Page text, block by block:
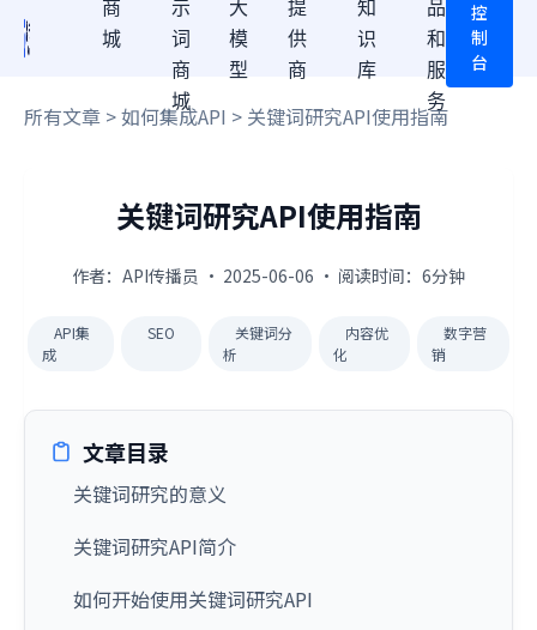
商
城
示
词
商
城
大
模
型
提
供
商
知
识
库
品
和
服
务
控
制
台
所有文章 >如何集成API > 关键词研究API使用指南
关键词研究API使用指南
作者：API传播员 · 2025-06-06 · 阅读时间：6分钟
API集
成
SEO
关键词分
析
内容优
化
数字营
销
文章目录
关键词研究的意义
关键词研究API简介
如何开始使用关键词研究API